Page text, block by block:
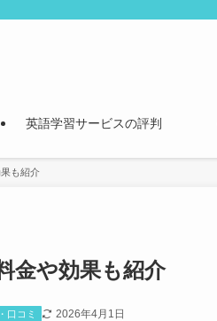
英語学習サービスの評判
も紹介
金や効果も紹介
口コミ 2026年4月1日